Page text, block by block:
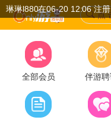
点
全部会员 伴游
琳琳l880在06-20 12:06 注